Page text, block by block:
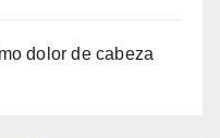
dolor de cabeza